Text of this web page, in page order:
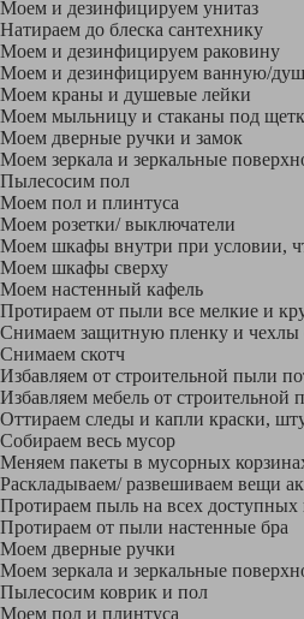
Моем и дезинфицируем унитаз
Натираем до блеска сантехнику
Моем и дезинфицируем раковину
Моем и дезинфицируем ванную/
Моем краны и душевые лейки
Моем мыльницу и стаканы под
Моем дверные ручки и замок
Моем зеркала и зеркальные
Пылесосим пол
Моем пол и плинтуса
Моем розетки/ выключатели
Моем шкафы внутри при условии,
Моем шкафы сверху
Моем настенный кафель
Протираем от пыли все мелкие и
Снимаем защитную пленку и чехлы
Снимаем скотч
Избавляем от строительной пыли
Избавляем мебель от строительной
Оттираем следы и капли краски,
Собираем весь мусор
Меняем пакеты в мусорных
Раскладываем/ развешиваем вещи
Протираем пыль на всех доступных
Протираем от пыли настенные бра
Моем дверные ручки
Моем зеркала и зеркальные
Пылесосим коврик и пол
Моем пол и плинтуса